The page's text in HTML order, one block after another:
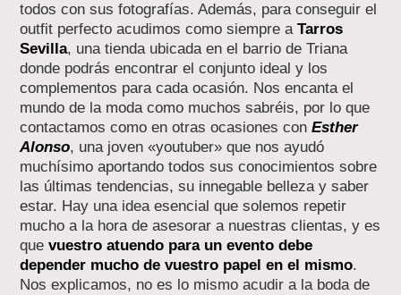
todos con sus fotografías. Además, para conseguir el
outfit perfecto acudimos como siempre aTarros
Sevilla, una tienda ubicada en el barrio de Triana
donde podrás encontrar el conjunto ideal y los
complementos para cada ocasión. Nos encanta el
mundo de la moda como muchos sabréis, por lo que
contactamos como en otras ocasiones conEsther
Alonso, una joven «youtuber» que nos ayudó
muchísimo aportando todos sus conocimientos sobre
las últimas tendencias, su innegable belleza y saber
estar. Hay una idea esencial que solemos repetir
mucho a la hora de asesorar a nuestras clientas, y es
quevuestro atuendo para un evento debe
depender mucho de vuestro papel en el mismo.
Nos explicamos, no es lo mismo acudir a la boda de